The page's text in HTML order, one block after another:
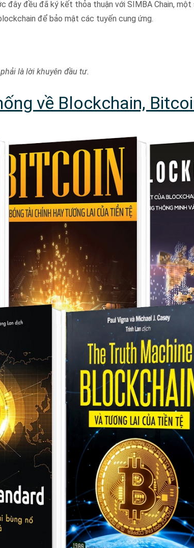
đây đều đã ký kết thỏa thuận với SIMBA Chain,
để bảo mật các tuyến cung ứng.
là lời khuyên đầu tư.
về Blockchain,